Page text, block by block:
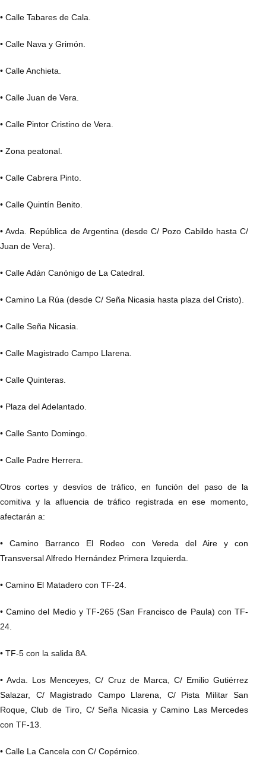
• Calle Tabares de Cala.
• Calle Nava y Grimón.
• Calle Anchieta.
• Calle Juan de Vera.
• Calle Pintor Cristino de Vera.
• Zona peatonal.
• Calle Cabrera Pinto.
• Calle Quintín Benito.
• Avda. República de Argentina (desde C/ Pozo Cabildo hasta C/
Juan de Vera).
• Calle Adán Canónigo de La Catedral.
• Camino La Rúa (desde C/ Seña Nicasia hasta plaza del Cristo).
• Calle Seña Nicasia.
• Calle Magistrado Campo Llarena.
• Calle Quinteras.
• Plaza del Adelantado.
• Calle Santo Domingo.
• Calle Padre Herrera.
Otros cortes y desvíos de tráfico, en función del paso de la
comitiva y la afluencia de tráfico registrada en ese momento,
afectarán a:
• Camino Barranco El Rodeo con Vereda del Aire y con
Transversal Alfredo Hernández Primera Izquierda.
• Camino El Matadero con TF-24.
• Camino del Medio y TF-265 (San Francisco de Paula) con TF-
24.
• TF-5 con la salida 8A.
• Avda. Los Menceyes, C/ Cruz de Marca, C/ Emilio Gutiérrez
Salazar, C/ Magistrado Campo Llarena, C/ Pista Militar San
Roque, Club de Tiro, C/ Seña Nicasia y Camino Las Mercedes
con TF-13.
• Calle La Cancela con C/ Copérnico.